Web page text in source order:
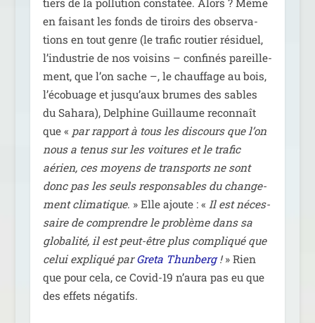
en fai­sant les fonds de tiroirs des obser­va­
tions en tout genre (le tra­fic rou­tier rési­duel,
l’industrie de nos voi­sins – confi­nés pareille­
ment, que l’on sache –, le chauf­fage au bois,
l’écobuage et jusqu’aux brumes des sables
du Sahara), Delphine Guillaume recon­naît
que « par rap­port à tous les dis­cours que l’on
nous a tenus sur les voi­tures et le tra­fic
aérien, ces moyens de trans­ports ne sont
donc pas les seuls res­pon­sables du chan­ge­
ment cli­ma­tique. » Elle ajoute : « Il est néces­
saire de com­prendre le pro­blème dans sa
glo­ba­li­té, il est peut-être plus com­pli­qué que
celui expli­qué parGreta Thunberg!» Rien
que pour cela, ce Covid-19 n’aura pas eu que
des effets négatifs.